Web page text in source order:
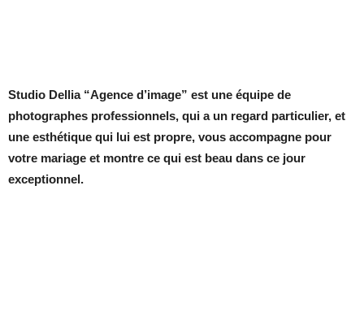
Studio Dellia “Agence d’image” est une équipe de
photographes professionnels, qui a un regard particulier, et
une esthétique qui lui est propre, vous accompagne pour
votre mariage et montre ce qui est beau dans ce jour
exceptionnel.